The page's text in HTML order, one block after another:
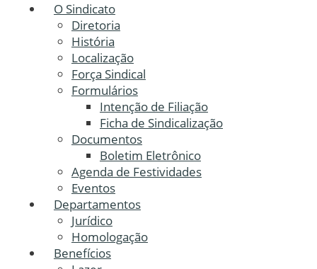
O Sindicato
Diretoria
História
Localização
Força Sindical
Formulários
Intenção de Filiação
Ficha de Sindicalização
Documentos
Boletim Eletrônico
Agenda de Festividades
Eventos
Departamentos
Jurídico
Homologação
Benefícios